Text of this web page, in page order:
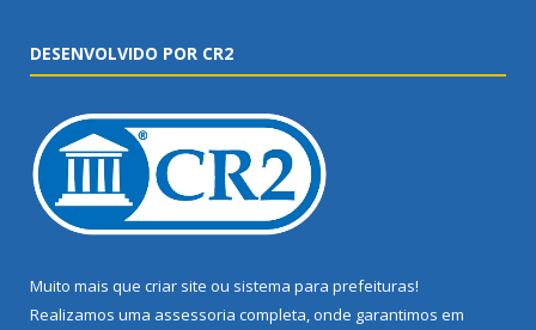
DESENVOLVIDO POR CR2
Muito mais que criar site ou sistema para prefeituras!
Realizamos uma assessoria completa, onde garantimos em